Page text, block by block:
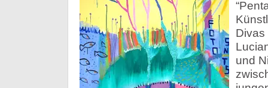
Divas
und